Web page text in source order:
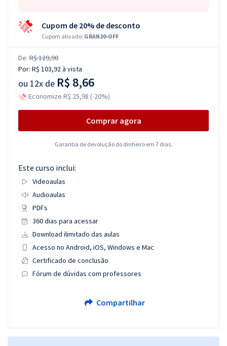
Cupom de 20% de desconto
Cupom ativado: GRAN20-OFF
De: R$ 129,90
Por: R$ 103,92à vista
ou 12x de R$ 8,66
Economize R$ 25,98 (-20%)
Comprar agora
Garantia de devolução do dinheiro em 7 dias.
Este curso inclui:
Videoaulas
Audioaulas
PDFs
360 dias para acessar
Download ilimitado das aulas
Acesso no Android, iOS, Windows e Mac
Certificado de conclusão
Fórum de dúvidas com professores
Compartilhar